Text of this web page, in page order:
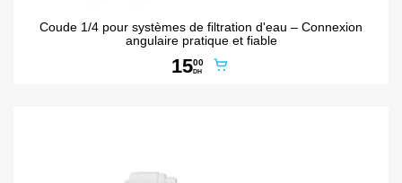
Coude 1/4 pour systèmes de filtration d'eau – Connexion
angulaire pratique et fiable
1500
DH